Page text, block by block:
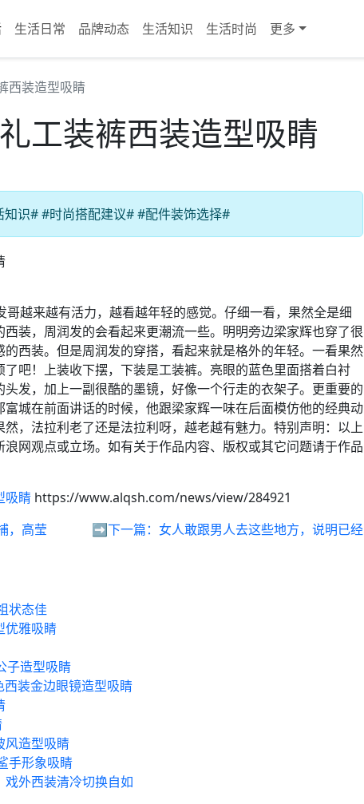
生活日常 品牌动态 生活知识 生活时尚 更多
西装造型吸睛
工装裤西装造型吸睛
识# #时尚搭配建议# #配件装饰选择#
越来越有活力，越看越年轻的感觉。仔细一看，果然全是细
装，周润发的会看起来更潮流一些。​明明旁边梁家辉也穿了很
西装。​但是周润发的穿搭，看起来就是格外的年轻。​一看果然
吧！上装收下摆，下装是工装裤。​亮眼的蓝色里面搭着白衬
发，加上一副很酷的墨镜，好像一个行走的衣架子。​更重要的
城在前面讲话的时候，他跟梁家辉一味在后面模仿他的经典动
，法拉利老了还是法拉利呀，越老越有魅力。特别声明：以上
网观点或立场。如有关于作品内容、版权或其它问题请于作品
吸睛 https://www.alqsh.com/news/view/284921
，高莹 ➡️下一篇： 女人敢跟男人去这些地方，说明已经
状态佳
优雅吸睛
子造型吸睛
西装金边眼镜造型吸睛
风造型吸睛
手形象吸睛
外西装清冷切换自如